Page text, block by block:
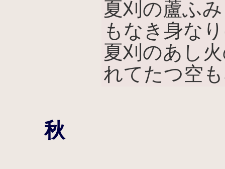
夏刈の蘆ふ
もなき身な
夏刈のあし
れてたつ空
秋